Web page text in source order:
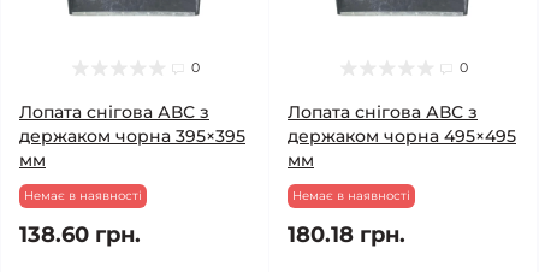
0
Лопата снігова АВС з
держаком чорна 395×395
мм
Немає в наявності
138.60 грн.
0
Лопата снігова АВС з
держаком чорна 495×495
мм
Немає в наявності
180.18 грн.